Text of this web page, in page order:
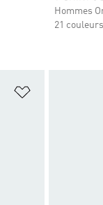
Hommes
21 couleurs
Ajouter à la